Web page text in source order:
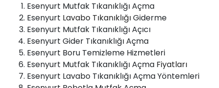
Esenyurt Mutfak Tıkanıklığı Açma
Esenyurt Lavabo TıkanıklığıGiderme
Esenyurt Mutfak Tıkanıklığı Açıcı
Esenyurt Gider Tıkanıklığı Açma
Esenyurt Boru Temizleme Hizmetleri
Esenyurt Mutfak Tıkanıklığı Açma Fiyatları
Esenyurt Lavabo Tıkanıklığı Açma Yöntemleri